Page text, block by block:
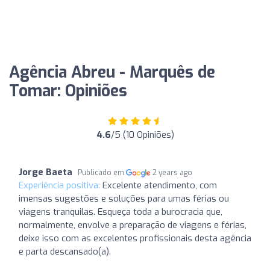
Agência Abreu - Marquês de
Tomar: Opiniões
4.6/5 (10 Opiniões)
Jorge Baeta Publicado em 2 years ago
Experiência positiva: Excelente atendimento, com
imensas sugestões e soluções para umas férias ou
viagens tranquilas. Esqueça toda a burocracia que,
normalmente, envolve a preparação de viagens e férias,
deixe isso com as excelentes profissionais desta agência
e parta descansado(a).